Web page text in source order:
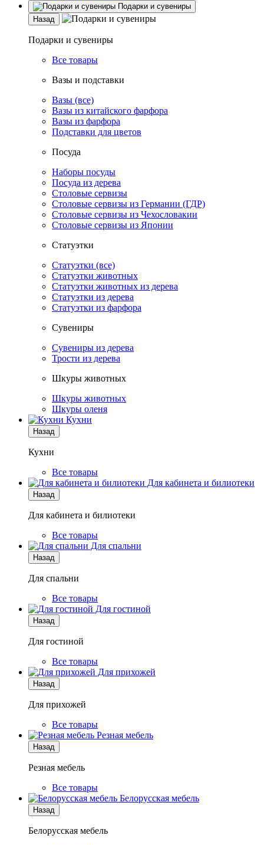
Подарки и сувениры
Назад
Подарки и сувениры
Все товары
Вазы и подставки
Вазы (все)
Вазы из китайского фарфора
Вазы из фарфора
Подставки для цветов
Посуда
Наборы посуды
Посуда из дерева
Столовые сервизы
Столовые сервизы из Германии (ГДР)
Столовые сервизы из Чехословакии
Столовые сервизы из Японии
Статуэтки
Статуэтки (все)
Статуэтки животных
Статуэтки животных из дерева
Статуэтки из дерева
Статуэтки из фарфора
Сувениры
Сувениры из дерева
Трости из дерева
Шкуры животных
Шкуры животных
Шкуры оленя
Кухни
Назад
Кухни
Все товары
Для кабинета и билиотеки
Назад
Для кабинета и билиотеки
Все товары
Для спальни
Назад
Для спальни
Все товары
Для гостиной
Назад
Для гостиной
Все товары
Для прихожей
Назад
Для прихожей
Все товары
Резная мебель
Назад
Резная мебель
Все товары
Белорусская мебель
Назад
Белорусская мебель